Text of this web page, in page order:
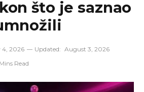
što je saznao
4, 2026 Updated: August 3, 2026
Read